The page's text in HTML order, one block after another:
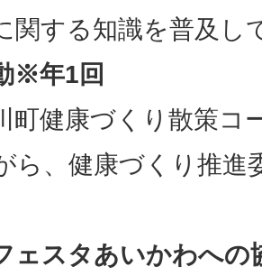
関する知識を普及し
※年1回
町健康づくり散策
ら、健康づくり推進
ェスタあいかわへの